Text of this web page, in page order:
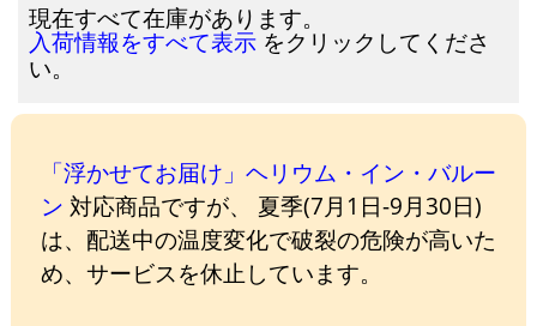
現在すべて在庫があります。
入荷情報をすべて表示 をクリックしてくださ
い。
「浮かせてお届け」ヘリウム・イン・バルー
ン 対応商品ですが、 夏季(7月1日-9月30日)
は、配送中の温度変化で破裂の危険が高いた
め、サービスを休止しています。